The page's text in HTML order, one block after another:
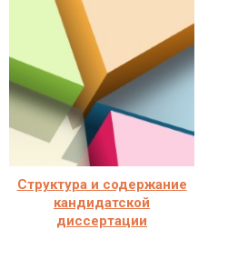
Структура и содержание
кандидатской
диссертации